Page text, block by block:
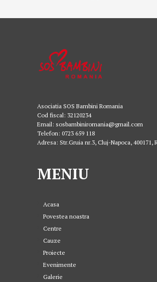
Asociatia SOS Bambini Romania
Cod fiscal: 32120234
Email: sosbambiniromania@gmail.com
Telefon: 0723 659 118
Adresa: Str.Gruia nr.3, Cluj-Napoca, 400171,
MENIU
Acasa
Povestea noastra
Centre
Cauze
Proiecte
Evenimente
Galerie